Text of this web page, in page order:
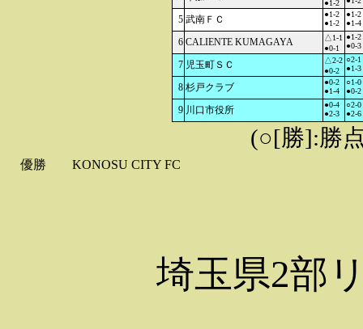
●1-2
5 武南ＦＣ
●1-2
●1-2
●1-2
●1-4
6 CALIENTE KUMAGAYA
△1-1
●0-1
●1-2
●0-3
7 児玉町ＳＣ
△2-2
●0-2
○2-1
●1-3
8 杉戸クラブ
●0-2
●1-4
○1-0
●0-2
9 川口市役所
●0-4
●2-3
○2-0
●2-6
(○[勝]:勝
優勝 KONOSU CITY FC
埼玉県2部